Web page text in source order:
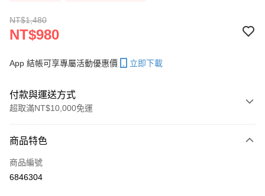
NT$1,480
NT$980
App 結帳可享專屬活動優惠價 立即下載
付款與運送方式
超取滿NT$10,000免運
信用卡一次付款
超商取貨付款
商品特色
商品編號
6846304